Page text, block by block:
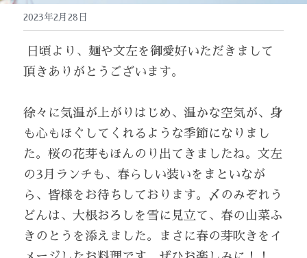
2023年2月28日
日頃より、麺や文左を御愛好いただきまして
頂きありがとうございます。
徐々に気温が上がりはじめ、温かな空気が、身
も心もほぐしてくれるような季節になりまし
た。桜の花芽もほんのり出てきましたね。文左
の3月ランチも、春らしい装いをまといなが
ら、皆様をお待ちしております。〆のみぞれう
どんは、大根おろしを雪に見立て、春の山菜ふ
きのとうを添えました。まさに春の芽吹きをイ